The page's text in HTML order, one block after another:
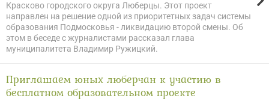
Красково городского округа Люберцы. Этот проект
направлен на решение одной из приоритетных задач системы
образования Подмосковья - ликвидацию второй смены. Об
этом в беседе с журналистами рассказал глава
муниципалитета Владимир Ружицкий.
Приглашаем юных люберчан к участию в
бесплатном образовательном проекте